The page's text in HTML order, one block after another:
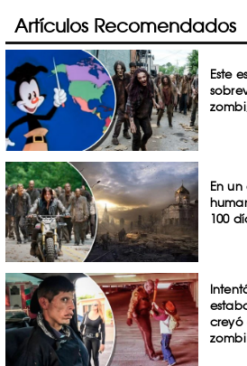
Artículos Recomendados
Este
En
100
creyó
zombi